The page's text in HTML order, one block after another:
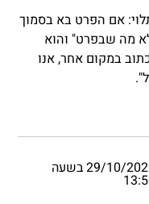
אם הפרט בא בסמוך
מה שבפרט" והוא
במקום אחר, אנו
29/10/2025 בשעה